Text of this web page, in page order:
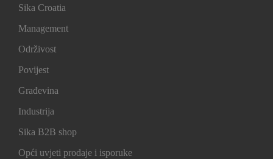
Sika Croatia
Management
Održivost
Povijest
Građevina
Industrija
Sika B2B shop
Opći uvjeti prodaje i isporuke